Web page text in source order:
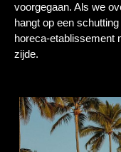
voorgegaan. Als we
hangt op een
horeca-etablissement
zijde.